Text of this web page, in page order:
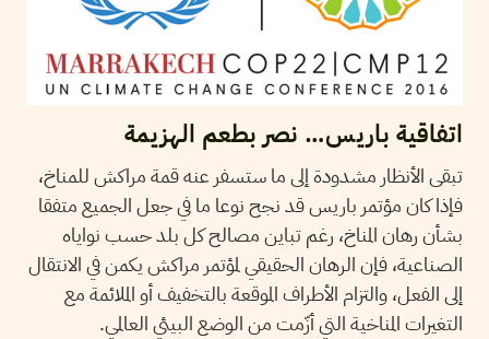
اتفاقية باريس… نصر بطعم الهزيمة
تبقى الأنظار مشدودة إلى ما ستسفر عنه قمة مراكش للمناخ،
فإذا كان مؤتمر باريس قد نجح نوعا ما في جعل الجميع متفقا
بشأن رهان المناخ، رغم تباين مصالح كل بلد حسب نواياه
الصناعية، فإن الرهان الحقيقي لمؤتمر مراكش يكمن في الانتقال
إلى الفعل، والتزام الأطراف الموقعة بالتخفيف أو الملائمة مع
التغيرات المناخية التي أزّمت من الوضع البيئي العالمي.